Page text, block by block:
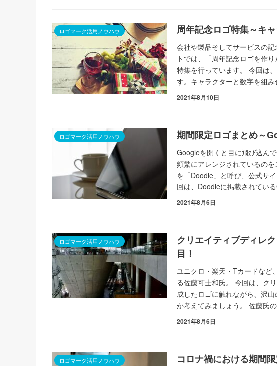
ロゴマーク活用ノウハウ 周年記念ロゴ特集～キ
会社や製品そしてサービスの
トでは、「周年記念ロゴを作
特集を行っています。 今回は
す。キャラクターと数字を組
2021年8月10日
ロゴマーク活用ノウハウ 期間限定ロゴまとめ～
Googleを開くと目に飛び込ん
頻繁にアレンジされているの
を「Doodle」と呼び、公式サ
回は、Doodleに掲載されてい
2021年8月6日
ロゴマーク活用ノウハウ
クリエイティブディレ
目！
ユニクロ・楽天・Tカードなど
る佐藤可士和氏。 今回は、ク
成したロゴに触れながら、沢
か考えてみましょう。 佐藤氏
2021年8月6日
ロゴマーク活用ノウハウ コロナ禍における期間